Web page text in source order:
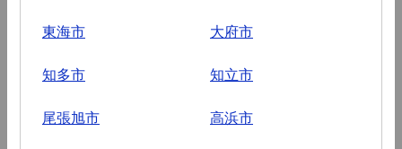
東海市 大府市
知多市 知立市
尾張旭市 高浜市